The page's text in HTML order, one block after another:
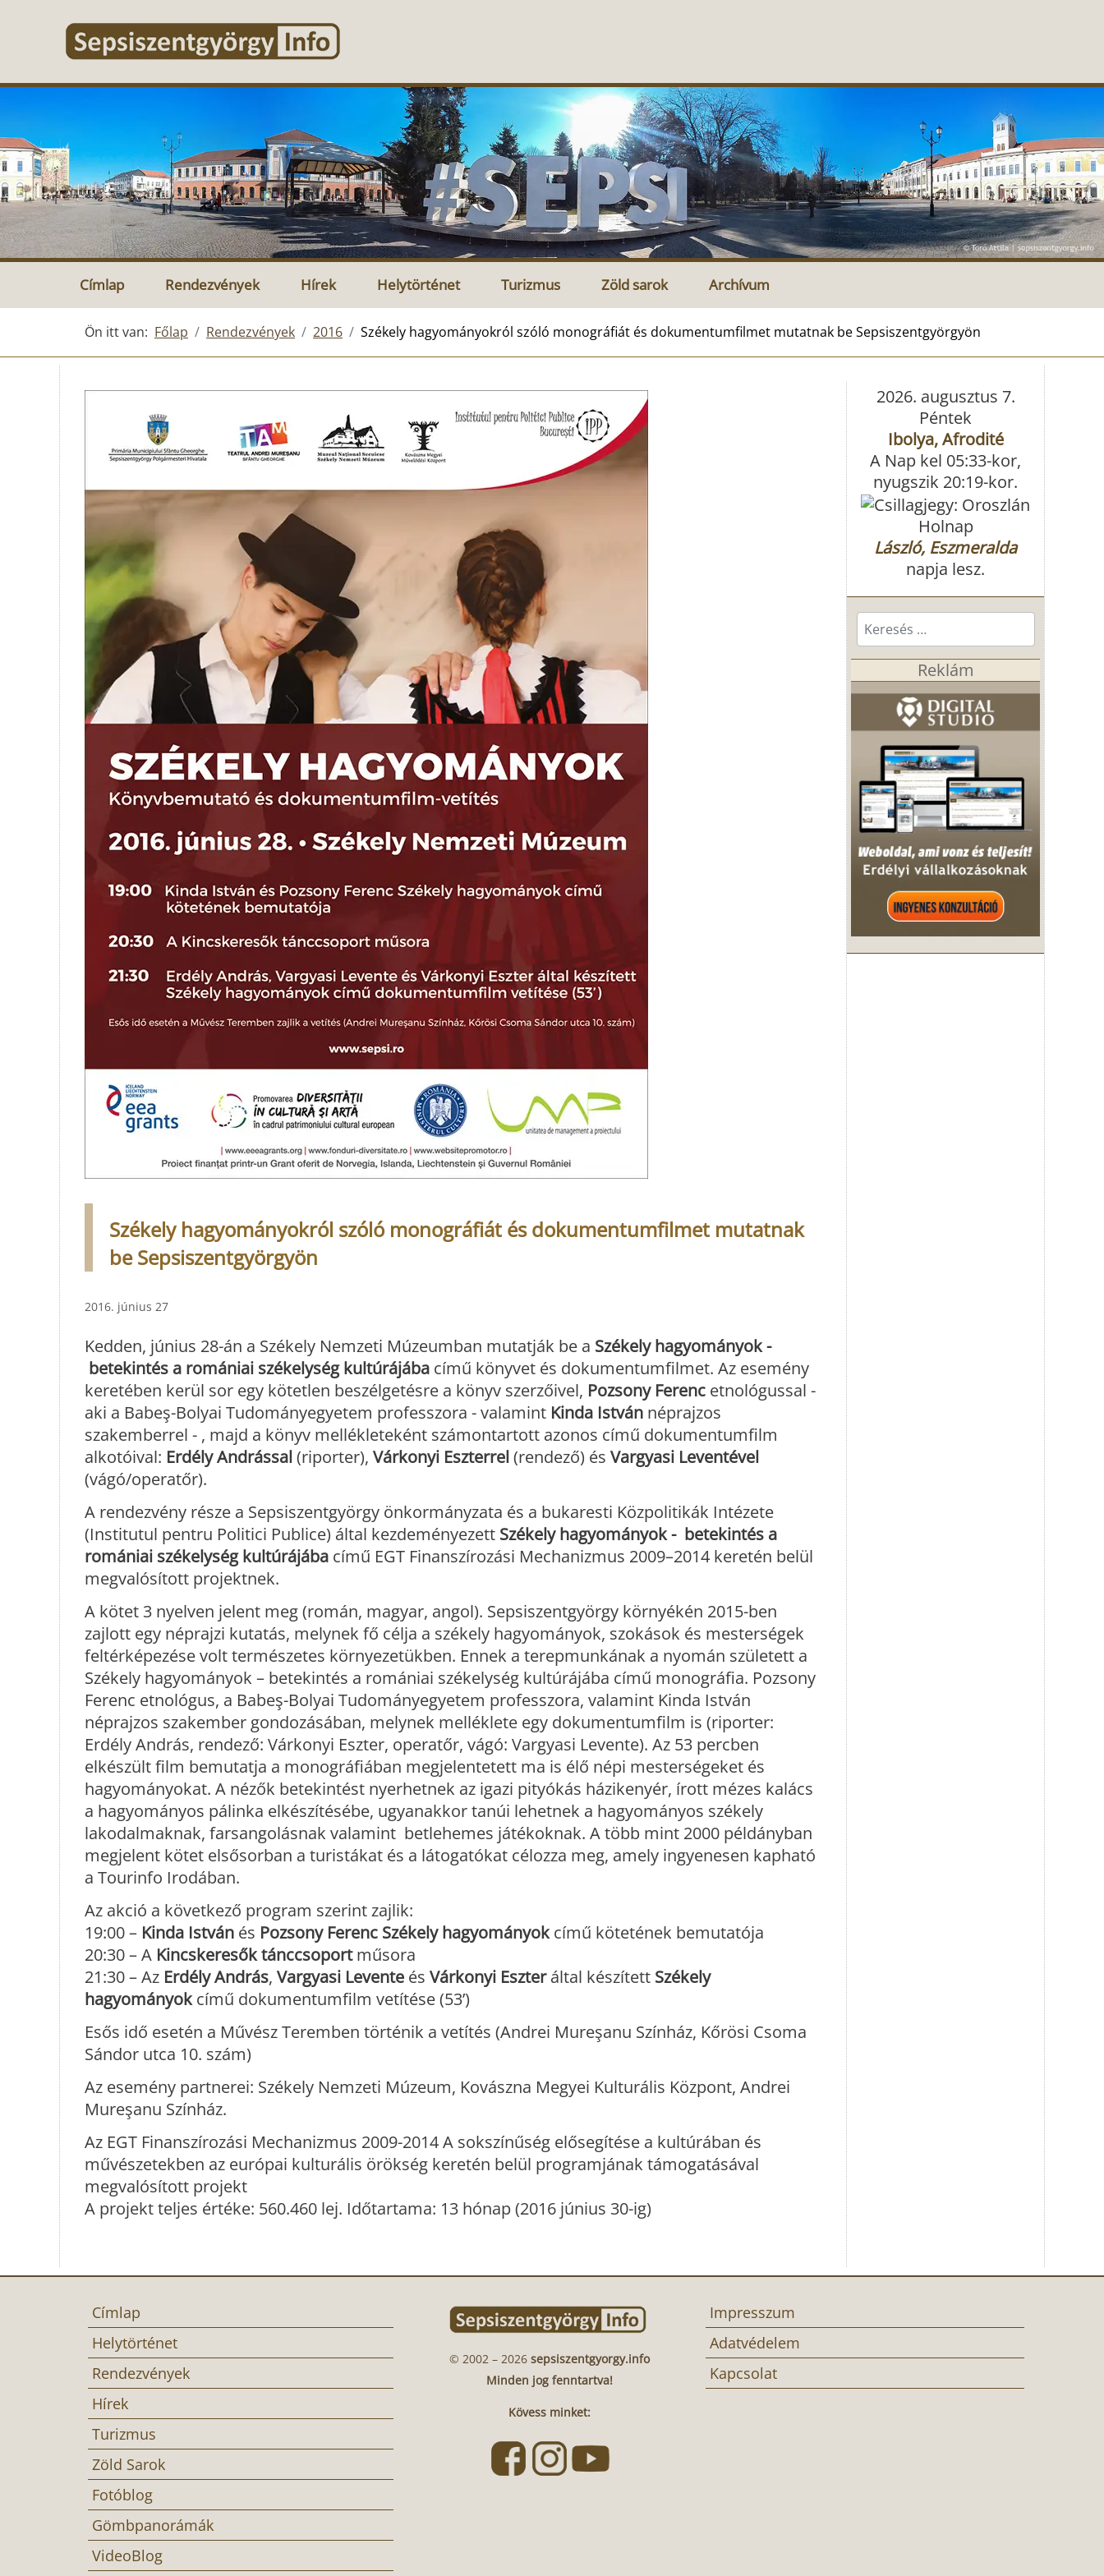
Címlap Rendezvények Hírek Helytörténet Turizmus Zöld sarok Archívum
Ön itt van: Főlap Rendezvények 2016 Székely hagyományokról szóló monográfiát és dokumentumfilmet mutatnak be Sepsiszentgyörgyön
Székely hagyományokról szóló monográfiát és dokumentumfilmet mutatnak
be Sepsiszentgyörgyön
2016. június 27
Kedden, június 28-án a Székely Nemzeti Múzeumban mutatják be a Székely hagyományok -
betekintés a romániai székelység kultúrájába című könyvet és dokumentumfilmet. Az esemény
keretében kerül sor egy kötetlen beszélgetésre a könyv szerzőivel, Pozsony Ferenc etnológussal -
aki a Babeş-Bolyai Tudományegyetem professzora - valamint Kinda István néprajzos
szakemberrel - , majd a könyv mellékleteként számontartott azonos című dokumentumfilm
alkotóival: Erdély Andrással(riporter), Várkonyi Eszterrel(rendező) és Vargyasi Leventével
(vágó/operatőr).
A rendezvény része a Sepsiszentgyörgy önkormányzata és a bukaresti Közpolitikák Intézete
(Institutul pentru Politici Publice) által kezdeményezett Székely hagyományok - betekintés a
romániai székelység kultúrájába című EGT Finanszírozási Mechanizmus 2009–2014 keretén belül
megvalósított projektnek.
A kötet 3 nyelven jelent meg (román, magyar, angol). Sepsiszentgyörgy környékén 2015-ben
zajlott egy néprajzi kutatás, melynek fő célja a székely hagyományok, szokások és mesterségek
feltérképezése volt természetes környezetükben. Ennek a terepmunkának a nyomán született a
Székely hagyományok – betekintés a romániai székelység kultúrájába című monográfia. Pozsony
Ferenc etnológus, a Babeş-Bolyai Tudományegyetem professzora, valamint Kinda István
néprajzos szakember gondozásában, melynek melléklete egy dokumentumfilm is (riporter:
Erdély András, rendező: Várkonyi Eszter, operatőr, vágó: Vargyasi Levente). Az 53 percben
elkészült film bemutatja a monográfiában megjelentetett ma is élő népi mesterségeket és
hagyományokat. A nézők betekintést nyerhetnek az igazi pityókás házikenyér, írott mézes kalács
a hagyományos pálinka elkészítésébe, ugyanakkor tanúi lehetnek a hagyományos székely
lakodalmaknak, farsangolásnak valamint betlehemes játékoknak. A több mint 2000 példányban
megjelent kötet elsősorban a turistákat és a látogatókat célozza meg, amely ingyenesen kapható
a Tourinfo Irodában.
Az akció a következő program szerint zajlik:
19:00 – Kinda István és Pozsony Ferenc Székely hagyományokcímű kötetének bemutatója
20:30 – A Kincskeresők tánccsoportműsora
21:30 – Az Erdély András, Vargyasi Levente és Várkonyi Eszteráltal készített Székely
hagyományokcímű dokumentumfilm vetítése (53’)
Esős idő esetén a Művész Teremben történik a vetítés (Andrei Mureşanu Színház, Kőrösi Csoma
Sándor utca 10. szám)
Az esemény partnerei: Székely Nemzeti Múzeum, Kovászna Megyei Kulturális Központ, Andrei
Mureşanu Színház.
Az EGT Finanszírozási Mechanizmus 2009-2014 A sokszínűség elősegítése a kultúrában és
művészetekben az európai kulturális örökség keretén belül programjának támogatásával
megvalósított projekt
A projekt teljes értéke: 560.460 lej. Időtartama: 13 hónap (2016 június 30-ig)
2026. augusztus 7.
Péntek
Ibolya, Afrodité
A Nap kel 05:33-kor,
nyugszik 20:19-kor.
Holnap
László, Eszmeralda
napja lesz.
Keresés...
Reklám
Címlap
Helytörténet
Rendezvények
Hírek
Turizmus
Zöld Sarok
Fotóblog
Gömbpanorámák
VideoBlog
© 2002 – 2026 sepsiszentgyorgy.info
Minden jog fenntartva!
Kövess minket:
Impresszum
Adatvédelem
Kapcsolat